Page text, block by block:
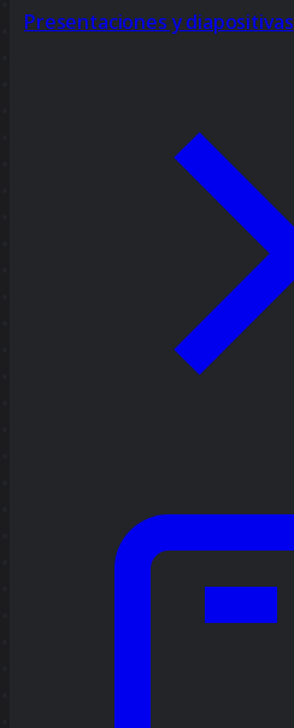
Presentaciones y diapositivas